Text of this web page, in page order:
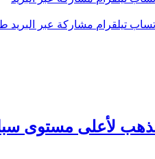
تيلقرام مشاركة عبر البريد
لأعلى مستوى